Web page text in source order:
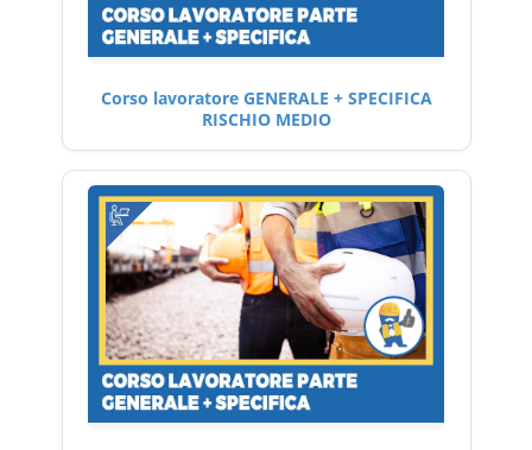
Corso lavoratore GENERALE + SPECIFICA
RISCHIO MEDIO